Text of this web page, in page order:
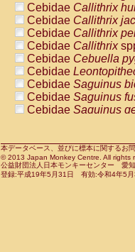
Pitheciidae
PitheciidaePithecia
PitheciidaePithecia
Cercopithecidae
Cercopithecidae
Cercopithecidae
Cercopithecidae
Cercopithecidae
Cercopithecidae
Cercopithecidae
Cercopithecidae
Cercopithecidae
Cebidae Callithrix
Cebidae Callithrix
Cebidae Callithrix
Cebidae Callithrix
Cebidae Cebuella
Cebidae
Cebidae Saguinus
Cebidae Saguinus
Cebidae Saguinus
CebidaeSaguinus
CebidaeSaguinus
Cebidae Saguinus
本データベース、並びに標本に関するお
© 2013 Japan Monkey Centre. All rights
公益財団法人日本モンキーセンター 愛
登録:平成19年5月31日 有効:令和4年5